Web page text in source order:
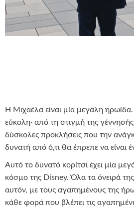
Η Μιχαέλα είναι μία μεγάλη
εύκολη· από τη στιγμή της
δύσκολες προκλήσεις που την
δυνατή από ό,τι θα έπρεπε να είναι
Αυτό το δυνατό κορίτσι έχει μία
κόσμο της Disney. Όλα τα όνειρά
αυτόν, με τους αγαπημένους της
κάθε φορά που βλέπει τις